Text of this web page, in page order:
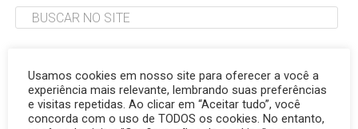
7 de outubro amizade argentina autismo Brasil Carlo Ancelotti
cibersegurança consumidor copa do mundo Corinthians
Cruzeiro desenvolvimento destaque Egito energia renovável
Usamos cookies em nosso site para oferecer a você a
experiência mais relevante, lembrando suas preferências
e visitas repetidas. Ao clicar em “Aceitar tudo”, você
concorda com o uso de TODOS os cookies. No entanto,